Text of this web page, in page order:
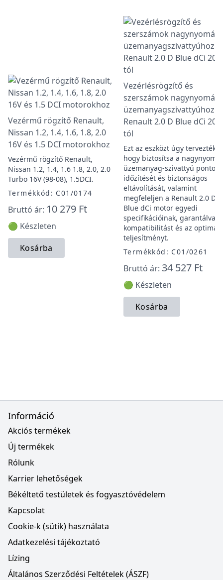
Vezérmű rögzítő Renault,
Nissan 1.2, 1.4, 1.6, 1.8, 2.0
16V és 1.5 DCI motorokhoz
Vezérmű rögzítő Renault,
Nissan 1.2, 1.4, 1.6 1.8, 2.0, 2.0
Turbo 16V (98-08), 1.5DCI.
Termékkód: C01/0174
Bruttó ár: 10 279 Ft
🟢 Készleten
Kosárba
Vezérlésrögzítő és
szerszámok
üzemanyagszivattyúhoz
Renault 2.0 D Blue dCi
tól
Ezt az eszközt úgy tervezték,
hogy biztosítsa a
üzemanyag-szivattyú pontos
időzítését és biztonságos
eltávolítását, valamint
megfeleljen a Renault 2.0 D
Blue dCi motor egyedi
specifikációinak, garantálva a
kompatibilitást és az
teljesítményt.
Termékkód: C01/0261
Bruttó ár: 34 527 Ft
🟢 Készleten
Kosárba
Információ
Akciós termékek
Új termékek
Rólunk
Karrier lehetőségek
Békéltető testületek és fogyasztóvédelem
Kapcsolat
Cookie-k (sütik) használata
Adatkezelési tájékoztató
Lízing
Általános Szerződési Feltételek (ÁSZF)